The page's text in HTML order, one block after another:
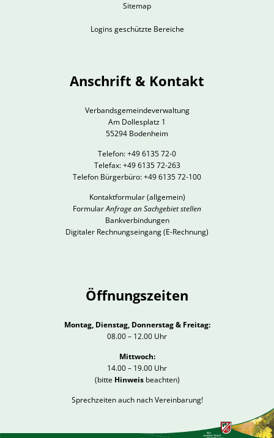
Sitemap
Logins geschützte Bereiche
Anschrift & Kontakt
Verbandsgemeindeverwaltung
Am Dollesplatz 1
55294 Bodenheim
Telefon: +49 6135 72-0
Telefax: +49 6135 72-263
Telefon Bürgerbüro: +49 6135 72-100
Kontaktformular(allgemein)
FormularAnfrage an Sachgebiet stellen
Bankverbindungen
Digitaler Rechnungseingang (E-Rechnung)
Öffnungszeiten
Montag, Dienstag, Donnerstag & Freitag:
08.00 – 12.00 Uhr
Mittwoch:
14.00 – 19.00 Uhr
(bitte Hinweisbeachten)
Sprechzeiten auch nach Vereinbarung!